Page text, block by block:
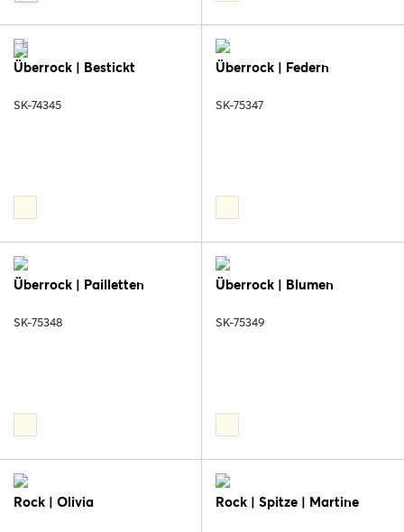
Überrock | Bestickt
SK-74345
Überrock | Federn
SK-75347
Überrock | Pailletten
SK-75348
Überrock | Blumen
SK-75349
Rock | Olivia Rock | Spitze | Martine